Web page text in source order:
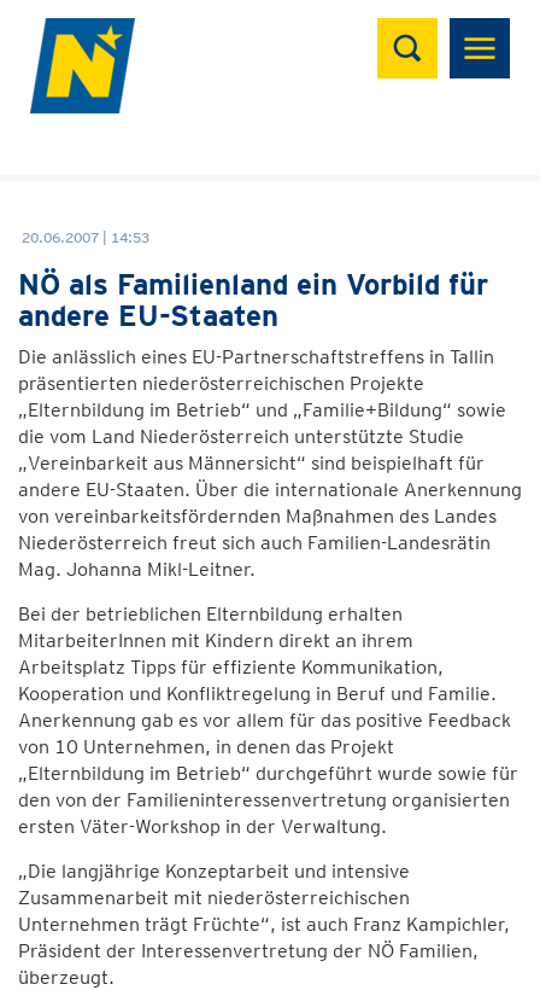
Suchen
20.06.2007 | 14:53
NÖ als Familienland ein Vorbild für
andere EU-Staaten
Die anlässlich eines EU-Partnerschaftstreffens in Tallin
präsentierten niederösterreichischen Projekte
„Elternbildung im Betrieb“ und „Familie+Bildung“ sowie
die vom Land Niederösterreich unterstützte Studie
„Vereinbarkeit aus Männersicht“ sind beispielhaft für
andere EU-Staaten. Über die internationale Anerkennung
von vereinbarkeitsfördernden Maßnahmen des Landes
Niederösterreich freut sich auch Familien-Landesrätin
Mag. Johanna Mikl-Leitner.
Bei der betrieblichen Elternbildung erhalten
MitarbeiterInnen mit Kindern direkt an ihrem
Arbeitsplatz Tipps für effiziente Kommunikation,
Kooperation und Konfliktregelung in Beruf und Familie.
Anerkennung gab es vor allem für das positive Feedback
von 10 Unternehmen, in denen das Projekt
„Elternbildung im Betrieb“ durchgeführt wurde sowie für
den von der Familieninteressenvertretung organisierten
ersten Väter-Workshop in der Verwaltung.
„Die langjährige Konzeptarbeit und intensive
Zusammenarbeit mit niederösterreichischen
Unternehmen trägt Früchte“, ist auch Franz Kampichler,
Präsident der Interessenvertretung der NÖ Familien,
überzeugt.